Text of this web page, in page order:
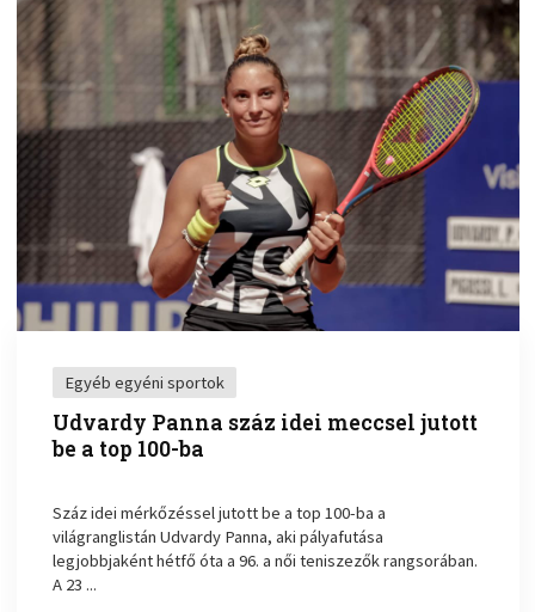
Egyéb egyéni sportok
Udvardy Panna száz idei meccsel jutott
be a top 100-ba
Száz idei mérkőzéssel jutott be a top 100-ba a
világranglistán Udvardy Panna, aki pályafutása
legjobbjaként hétfő óta a 96. a női teniszezők rangsorában.
A 23 ...